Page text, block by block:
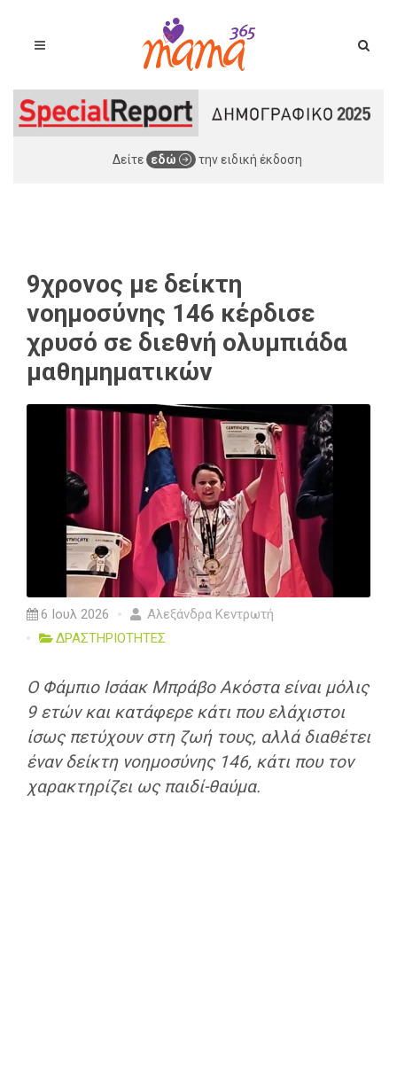
Δείτε εδώ την ειδική έκδοση
9χρονος με δείκτη
νοημοσύνης 146 κέρδισε
χρυσό σε διεθνή ολυμπιάδα
μαθημηματικών
6 Ιουλ 2026
Αλεξάνδρα Κεντρωτή
ΔΡΑΣΤΗΡΙΟΤΗΤΕΣ
O Φάμπιο Ισάακ Μπράβο Ακόστα είναι μόλις
9 ετών και κατάφερε κάτι που ελάχιστοι
ίσως πετύχουν στη ζωή τους, αλλά διαθέτει
έναν δείκτη νοημοσύνης 146, κάτι που τον
χαρακτηρίζει ως παιδί-θαύμα.